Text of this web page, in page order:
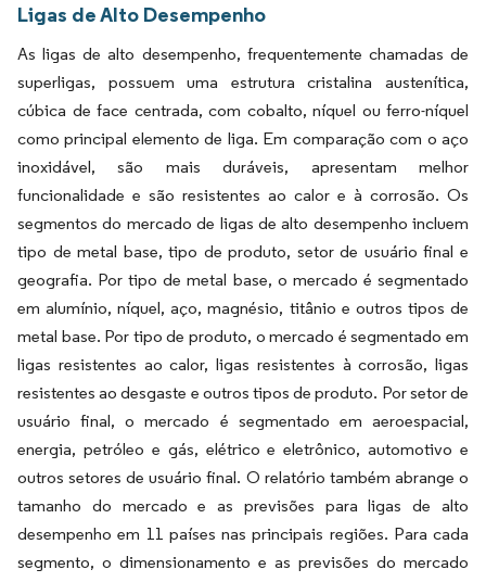
Ligas de Alto Desempenho
As ligas de alto desempenho, frequentemente chamadas de
superligas, possuem uma estrutura cristalina austenítica,
cúbica de face centrada, com cobalto, níquel ou ferro-níquel
como principal elemento de liga. Em comparação com o aço
inoxidável, são mais duráveis, apresentam melhor
funcionalidade e são resistentes ao calor e à corrosão. Os
segmentos do mercado de ligas de alto desempenho incluem
tipo de metal base, tipo de produto, setor de usuário final e
geografia. Por tipo de metal base, o mercado é segmentado
em alumínio, níquel, aço, magnésio, titânio e outros tipos de
metal base. Por tipo de produto, o mercado é segmentado em
ligas resistentes ao calor, ligas resistentes à corrosão, ligas
resistentes ao desgaste e outros tipos de produto. Por setor de
usuário final, o mercado é segmentado em aeroespacial,
energia, petróleo e gás, elétrico e eletrônico, automotivo e
outros setores de usuário final. O relatório também abrange o
tamanho do mercado e as previsões para ligas de alto
desempenho em 11 países nas principais regiões. Para cada
segmento, o dimensionamento e as previsões do mercado